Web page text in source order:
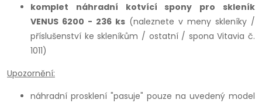
komplet náhradní kotvící spony pro skleník
VENUS 6200 - 236 ks (naleznete v meny skleníky /
příslušenství ke skleníkům / ostatní / spona Vitavia č.
1011)
Upozornění:
náhradní prosklení "pasuje" pouze na uvedený model